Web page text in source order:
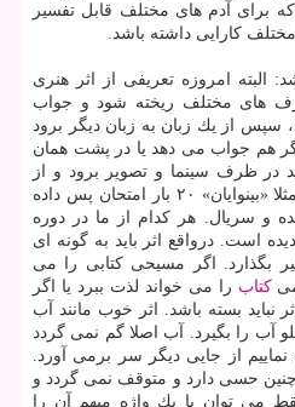
برای آدم های مختلف قابل تفسیر
كارایی داشته باشد.
البته امروزه تعریفی از اثر هنری
های مختلف ریخته شود و جواب
سپس از یك زبان به زبان دیگر برود
هم جواب می دهد یا در پشت همان
در ظرف سینما و تصویر برود و از
داستان روایت تصویری بدهند. مثلا «بینوایان» ۲۰ بار امتحان پس داده
و سریال. هر كدام از ما در دوره
دیده است. درواقع اثر باید به گونه ای
بگذارد. اگر مسیحی كتابی را می
كتاب را می خواند لذت ببرد یا اگر
نباید بسته باشد. اثر خوب مانند آب
آب را بگیرد. آب اصلا گم نمی گردد
از جایی دیگر سر برمی آورد.
چنین حسی دارد و متوقف نمی گردد و
توان با یك واژه مبهم آن را